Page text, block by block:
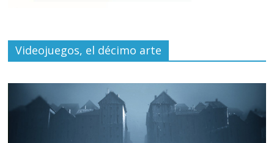
Videojuegos, el décimo arte